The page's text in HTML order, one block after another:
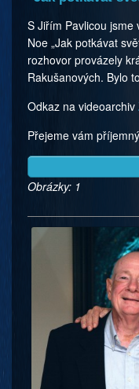
S Jiřím Pavlicou
Noe „Jak potkávat
rozhovor provázely
Rakušanových. Bylo
Odkaz na videoarchiv
Přejeme vám
Obrázky: 1